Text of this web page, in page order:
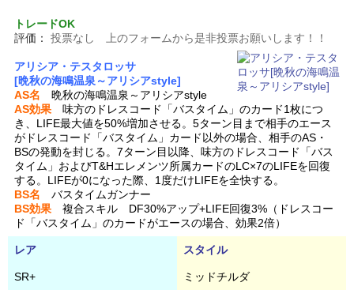
トレードOK
評価：
投票なし 上のフォームから是非投票お願いします！！
アリシア・テスタロッサ
[晩秋の海鳴温泉～アリシアstyle]
AS名 晩秋の海鳴温泉～アリシアstyle
AS効果 味方のドレスコード「バスタイム」のカード1枚につ
き、LIFE最大値を50%増加させる。5ターン目まで相手のエース
がドレスコード「バスタイム」カード以外の場合、相手のAS・
BSの発動を封じる。7ターン目以降、味方のドレスコード「バス
タイム」およびT&Hエレメンツ所属カードのLC×7のLIFEを回復
する。LIFEが0になった際、1度だけLIFEを全快する。
BS名 バスタイムガンナー
BS効果 複合スキル DF30%アップ+LIFE回復3%（ドレスコー
ド「バスタイム」のカードがエースの場合、効果2倍）
レア スタイル
SR+ ミッドチルダ